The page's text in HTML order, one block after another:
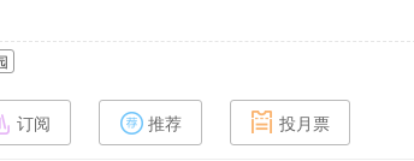
订阅 推荐 投月票